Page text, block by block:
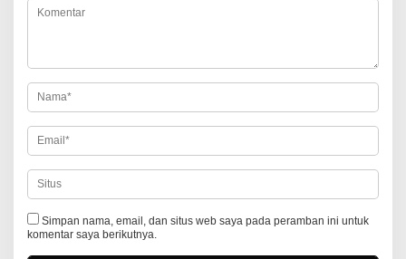
o
s
Simpan nama, email, dan situs web saya pada peramban ini untuk
komentar saya berikutnya.